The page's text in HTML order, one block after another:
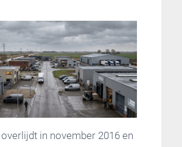
in november 2016 en